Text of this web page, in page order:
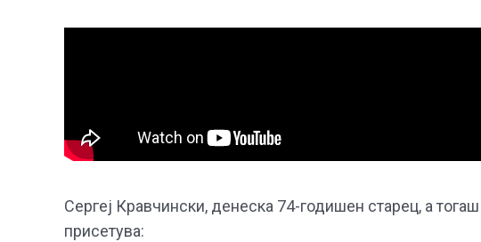
Сергеј Кравчински, денеска 74-годишен старец, а
присетува: